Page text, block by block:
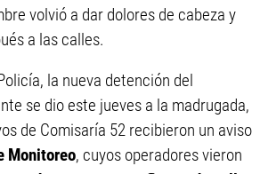
volvió a dar dolores de cabeza y
a las calles.
la nueva detención del
se dio este jueves a la madrugada,
de Comisaría 52 recibieron un aviso
Monitoreo, cuyos operadores vieron